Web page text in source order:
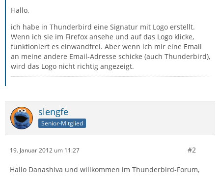
Hallo,
ich habe in Thunderbird eine Signatur mit Logo erstellt.
Wenn ich sie im Firefox ansehe und auf das Logo klicke,
funktioniert es einwandfrei. Aber wenn ich mir eine Email
an meine andere Email-Adresse schicke (auch Thunderbird),
wird das Logo nicht richtig angezeigt.
slengfe
Senior-Mitglied
19. Januar 2012 um 11:27 #2
Hallo Danashiva und willkommen im Thunderbird-Forum,